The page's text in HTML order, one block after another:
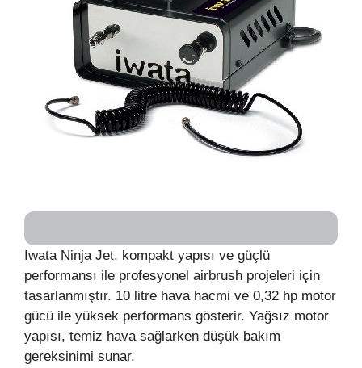
Iwata Ninja Jet, kompakt yapısı ve güçlü
performansı ile profesyonel airbrush projeleri için
tasarlanmıştır. 10 litre hava hacmi ve 0,32 hp motor
gücü ile yüksek performans gösterir. Yağsız motor
yapısı, temiz hava sağlarken düşük bakım
gereksinimi sunar.